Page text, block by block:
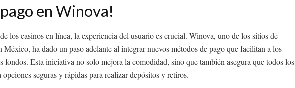
en Winova!
los casinos en línea, la experiencia del usuario es crucial. Winova, uno de los sitios de
México, ha dado un paso adelante al integrar nuevos métodos de pago que facilitan a los
fondos. Esta iniciativa no solo mejora la comodidad, sino que también asegura que todos los
opciones seguras y rápidas para realizar depósitos y retiros.